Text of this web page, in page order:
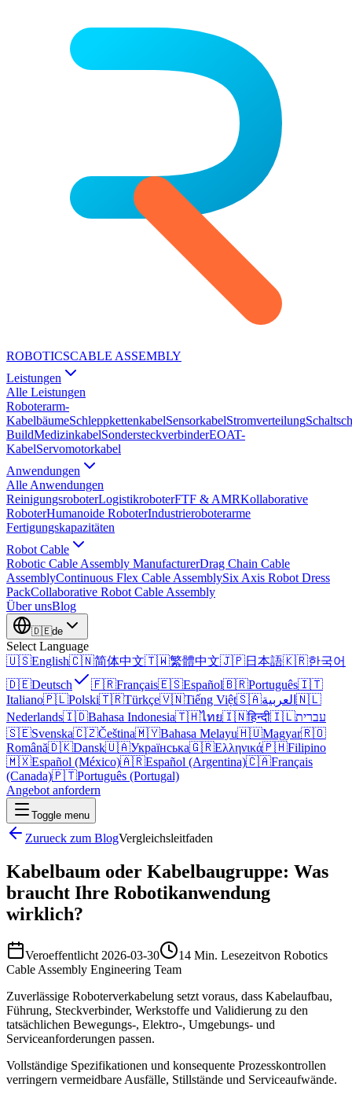
ROBOTICSCABLE ASSEMBLY
Leistungen
Alle Leistungen
Roboterarm-
KabelbäumeSchleppkettenkabelSensorkabelStromverteilung
BuildMedizinkabelSondersteckverbinderEOAT-
KabelServomotorkabel
Anwendungen
Alle Anwendungen
ReinigungsroboterLogistikroboterFTF & AMRKollaborative
RoboterHumanoide RoboterIndustrieroboterarme
Fertigungskapazitäten
Robot Cable
Robotic Cable Assembly ManufacturerDrag Chain Cable
AssemblyContinuous Flex Cable AssemblySix Axis Robot Dress
PackCollaborative Robot Cable Assembly
Über unsBlog
🇩🇪de
Select Language
🇺🇸English🇨🇳简体中文🇹🇼繁體中文🇯🇵日本語🇰🇷한국어
🇩🇪Deutsch 🇫🇷Français🇪🇸Español🇧🇷Português🇮🇹
Italiano🇵🇱Polski🇹🇷Türkçe🇻🇳Tiếng Việt🇸🇦العربية 🇳🇱
Nederlands🇮🇩Bahasa Indonesia🇹🇭ไทย🇮🇳हिन्दी🇮🇱עברית
🇸🇪Svenska🇨🇿Čeština🇲🇾Bahasa Melayu🇭🇺Magyar🇷🇴
Română🇩🇰Dansk🇺🇦Українська🇬🇷Ελληνικά🇵🇭Filipino
🇲🇽Español (México)🇦🇷Español (Argentina)🇨🇦Français
(Canada)🇵🇹Português (Portugal)
Angebot anfordern
Toggle menu
Zurueck zum BlogVergleichsleitfaden
Kabelbaum oder Kabelbaugruppe: Was
braucht Ihre Robotikanwendung
wirklich?
Veroeffentlicht 2026-03-30 14 Min. Lesezeitvon Robotics
Cable Assembly Engineering Team
Zuverlässige Roboterverkabelung setzt voraus, dass Kabelaufbau,
Führung, Steckverbinder, Werkstoffe und Validierung zu den
tatsächlichen Bewegungs-, Elektro-, Umgebungs- und
Serviceanforderungen passen.
Vollständige Spezifikationen und konsequente Prozesskontrollen
verringern vermeidbare Ausfälle, Stillstände und Serviceaufwände.